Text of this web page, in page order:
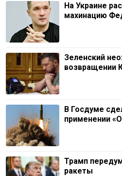
На Украине
махинацию
Зеленский
возвращении
В Госдуме
применении
Трамп
ракеты